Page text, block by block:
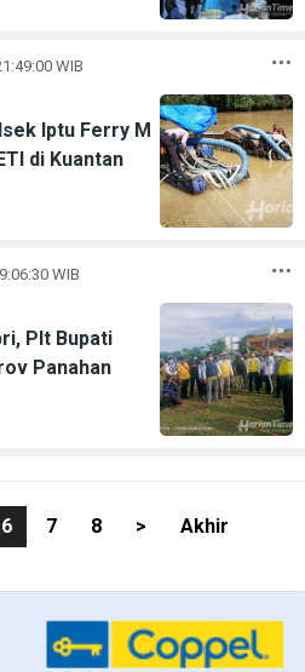
WIB
Iptu Ferry M
di Kuantan
WIB
Plt Bupati
Panahan
6 7 8 > Akhir